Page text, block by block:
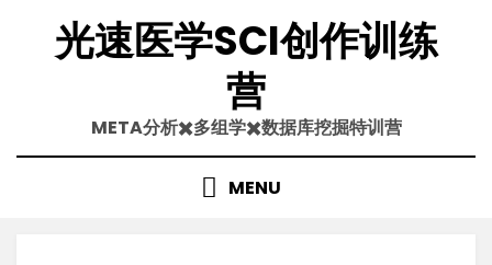
content光速医学SCI创作训练
营
META分析✖️多组学✖️数据库挖掘特训营
MENU